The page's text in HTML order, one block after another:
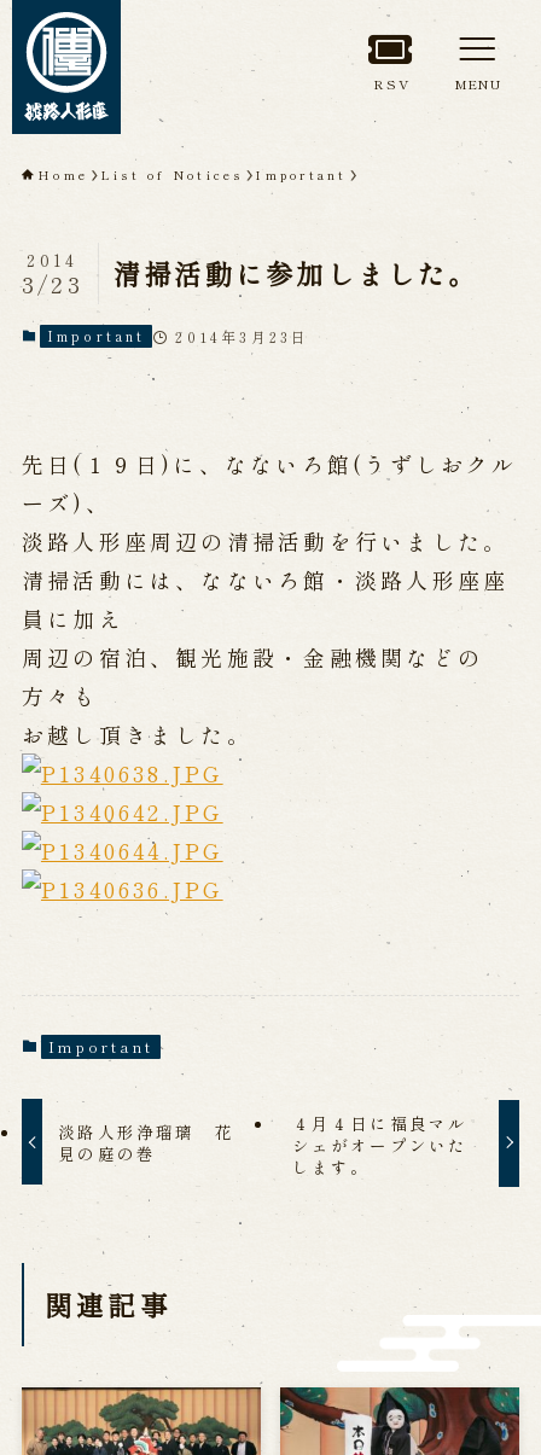
TOP
About Awaji
Ningyoza(Awaji Puppet
Theater)
About ’Awaji Ningyoza'
Living National Treasure, the late
Master Tsuruzawa Tomoji
Origin of the Awaji Ningyoza
People trained at the Awaji
Ningyoza
Inheriting Awaji Ningyo Joruri
Performances info
Performance Calendar
Current Performances
Upcoming Performances
Touring show
Touring show
海外旅行客向け特別公演「くにうみ」
History
Awaji Island and the Myth of the
Birth of the Nation
History of Awaji Ningyo Joruri
Awaji Ningyo Joruri's original
performance
Awaji Ningyo Joruri (Puppet
Theater) Spreading
Traditional Performing Arts in
Minami-Awaji City
Usage Info
Opening Dates and Admission
Access
Indoor Introduction
RSV MENU
Home List of Notices Important
清掃活動に参加しました。
2014
3/23
Important 2014年3月23日
先日(１９日)に、なないろ館(うずしおクル
ーズ)、
淡路人形座周辺の清掃活動を行いました。
清掃活動には、なないろ館・淡路人形座座
員に加え
周辺の宿泊、観光施設・金融機関などの
方々も
お越し頂きました。
Important
淡路人形浄瑠璃 花
見の庭の巻
４月４日に福良マル
シェがオープンいた
します。
関連記事